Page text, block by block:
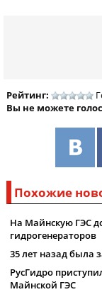
Рейтинг:
Вы не можете
Похожие
На Майнскую ГЭС
гидрогенераторов
35 лет назад была
РусГидро
Майнской ГЭС